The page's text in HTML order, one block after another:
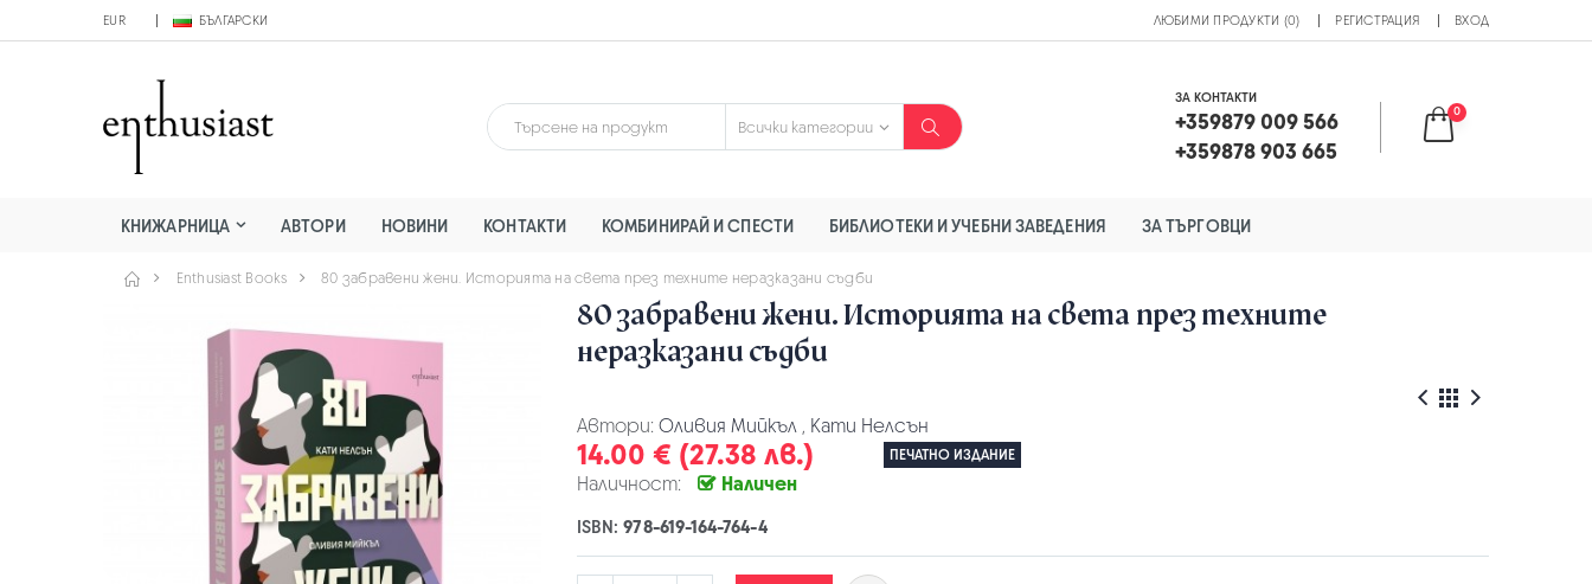
EUR БЪЛГАРСКИ ЛЮБИМИ ПРОДУКТИ (0) РЕГИСТРАЦИЯ ВХОД
ЗА КОНТАКТИ
+359879 009 566
+359878 903 665
0
КНИЖАРНИЦА АВТОРИ НОВИНИ КОНТАКТИ КОМБИНИРАЙ И СПЕСТИ БИБЛИОТЕКИ И УЧЕБНИ ЗАВЕДЕНИЯ ЗА ТЪРГОВЦИ
Enthusiast Books 80 забравени жени. Историята на света през техните неразказани съдби
80 забравени жени. Историята на света през техните
неразказани съдби
Автори: Оливия Мийкъл , Кати Нелсън
14.00 € (27.38 лв.) ПЕЧАТНО ИЗДАНИЕ
Наличност: Наличен
ISBN:978-619-164-764-4